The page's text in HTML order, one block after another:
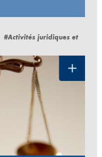
#Activités juridiques et